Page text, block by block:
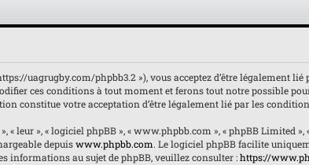
uagrugby.com/phpbb3.2 »), vous acceptez d’être légalement
ces conditions à tout moment et ferons tout notre possible
constitue votre acceptation d’être légalement lié par les
leur », « logiciel phpBB », « www.phpbb.com », « phpBB Limited
depuiswww.phpbb.com. Le logiciel phpBB facilite
informations au sujet de phpBB, veuillez consulter :https://